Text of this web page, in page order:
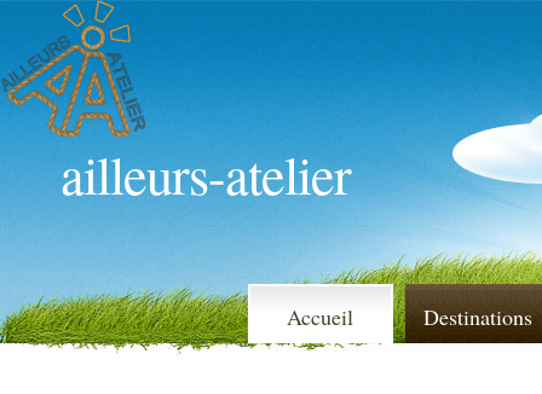
ailleurs-atelier
Accueil Destinations